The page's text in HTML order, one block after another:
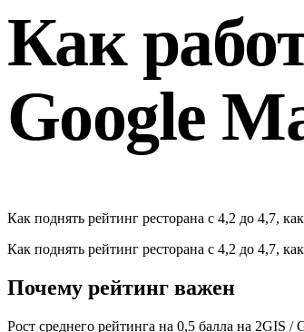
Как
Google
Как поднять рейтинг ресторана с 4,2 до 4,7,
Как поднять рейтинг ресторана с 4,2 до 4,7,
Почему рейтинг важен
Рост среднего рейтинга на 0,5 балла на 2GIS